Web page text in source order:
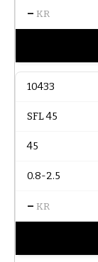
– KR
10433
SFL 45
45
0.8-2.5
– KR